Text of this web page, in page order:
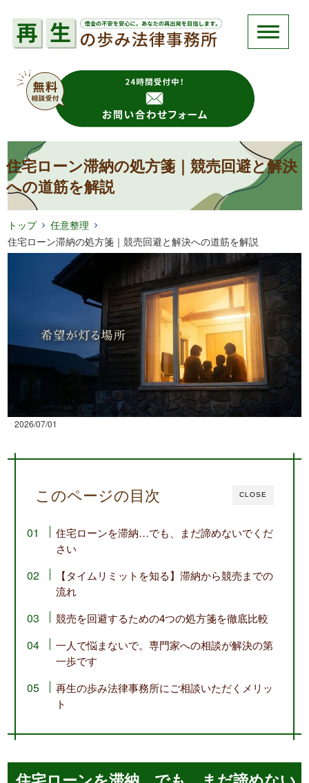
住宅ローン滞納の処方箋｜競売回避と解決
への道筋を解説
トップ
任意整理
住宅ローン滞納の処方箋｜競売回避と解決への道筋を解説
2026/07/01
CLOSE
このページの目次
住宅ローンを滞納…でも、まだ諦めないでくだ
さい
【タイムリミットを知る】滞納から競売までの
流れ
競売を回避するための4つの処方箋を徹底比較
一人で悩まないで。専門家への相談が解決の第
一歩です
再生の歩み法律事務所にご相談いただくメリッ
ト